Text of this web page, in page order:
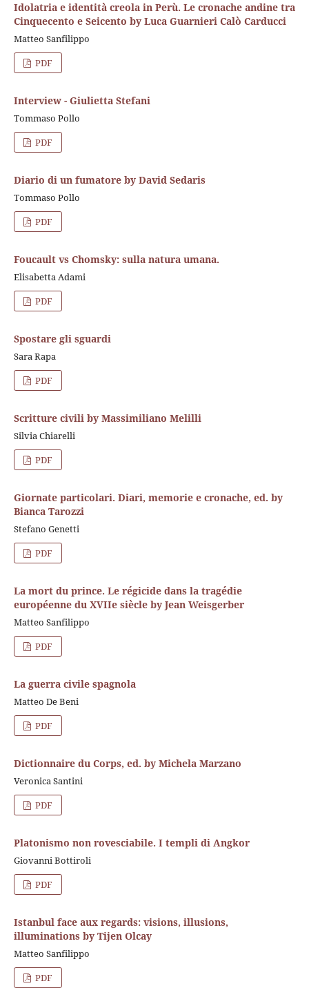
Idolatria e identità creola in Perù. Le cronache andine tra
Cinquecento e Seicento by Luca Guarnieri Calò Carducci
Matteo Sanfilippo
PDF
Interview - Giulietta Stefani
Tommaso Pollo
PDF
Diario di un fumatore by David Sedaris
Tommaso Pollo
PDF
Foucault vs Chomsky: sulla natura umana.
Elisabetta Adami
PDF
Spostare gli sguardi
Sara Rapa
PDF
Scritture civili by Massimiliano Melilli
Silvia Chiarelli
PDF
Giornate particolari. Diari, memorie e cronache, ed. by
Bianca Tarozzi
Stefano Genetti
PDF
La mort du prince. Le régicide dans la tragédie
européenne du XVIIe siècle by Jean Weisgerber
Matteo Sanfilippo
PDF
La guerra civile spagnola
Matteo De Beni
PDF
Dictionnaire du Corps, ed. by Michela Marzano
Veronica Santini
PDF
Platonismo non rovesciabile. I templi di Angkor
Giovanni Bottiroli
PDF
Istanbul face aux regards: visions, illusions,
illuminations by Tijen Olcay
Matteo Sanfilippo
PDF